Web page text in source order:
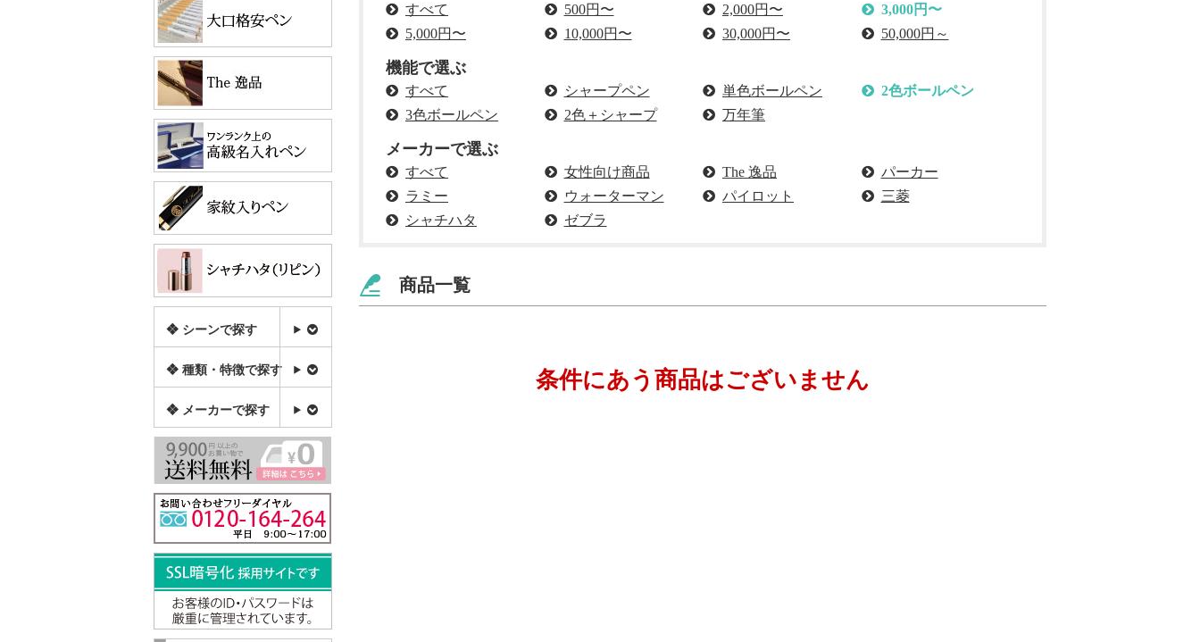
すべて 500円〜 2,000円〜
3,000円〜
5,000円〜
10,000円〜 30,000円〜 50,000円～
機能で選ぶ
すべて シャープペン 単色ボールペン
2色ボールペン
3色ボールペン
2色＋シャープ 万年筆
メーカーで選ぶ
すべて 女性向け商品 The 逸品
パーカー
ラミー
ウォーターマン パイロット
三菱
シャチハタ
ゼブラ
商品一覧
条件にあう商品はございません
❖ シーンで探す
❖ 種類・特徴で探す
❖ メーカーで探す